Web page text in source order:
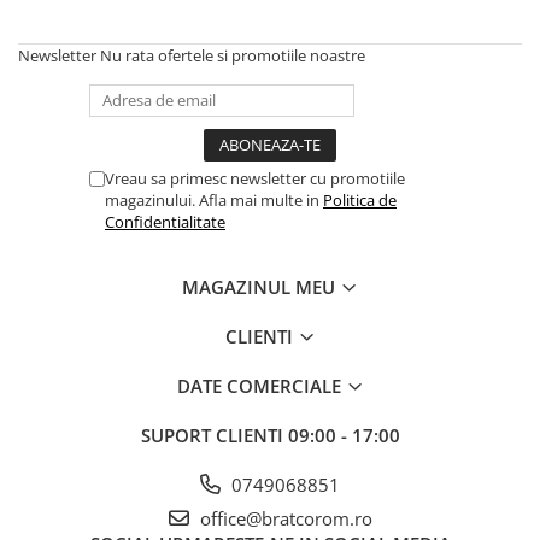
Sfoara si franghii
Panouri si elemente gard
Pavaje si borduri
Programatoare stropire
Sere si solarii
Termometre Meteo
Pentru toate suprafetele
Solutii pentru suprafetele din lemn
Solutii profesionale pentru
bucatarie
Solutii professionale pentru
Newsletter Nu rata ofertele si promotiile noastre
Vreau sa primesc newsletter cu promotiile
magazinului. Afla mai multe in Politica de
Confidentialitate
MAGAZINUL MEU
CLIENTI
DATE COMERCIALE
SUPORT CLIENTI 09:00 - 17:00
0749068851
office@bratcorom.ro